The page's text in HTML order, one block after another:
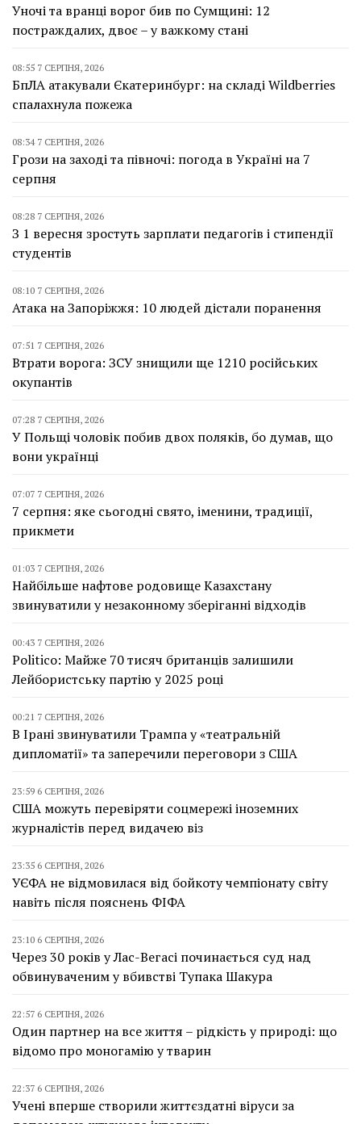
Уночі та вранці ворог бив по Сумщині: 12
постраждалих, двоє – у важкому стані
08:55 7 СЕРПНЯ, 2026
БпЛА атакували Єкатеринбург: на складі Wildberries
спалахнула пожежа
08:34 7 СЕРПНЯ, 2026
Грози на заході та півночі: погода в Україні на 7
серпня
08:28 7 СЕРПНЯ, 2026
З 1 вересня зростуть зарплати педагогів і стипендії
студентів
08:10 7 СЕРПНЯ, 2026
Атака на Запоріжжя: 10 людей дістали поранення
07:51 7 СЕРПНЯ, 2026
Втрати ворога: ЗСУ знищили ще 1210 російських
окупантів
07:28 7 СЕРПНЯ, 2026
У Польщі чоловік побив двох поляків, бо думав, що
вони українці
07:07 7 СЕРПНЯ, 2026
7 серпня: яке сьогодні свято, іменини, традиції,
прикмети
01:03 7 СЕРПНЯ, 2026
Найбільше нафтове родовище Казахстану
звинуватили у незаконному зберіганні відходів
00:43 7 СЕРПНЯ, 2026
Politico: Майже 70 тисяч британців залишили
Лейбористську партію у 2025 році
00:21 7 СЕРПНЯ, 2026
В Ірані звинуватили Трампа у «театральній
дипломатії» та заперечили переговори з США
23:59 6 СЕРПНЯ, 2026
США можуть перевіряти соцмережі іноземних
журналістів перед видачею віз
23:35 6 СЕРПНЯ, 2026
УЄФА не відмовилася від бойкоту чемпіонату світу
навіть після пояснень ФІФА
23:10 6 СЕРПНЯ, 2026
Через 30 років у Лас-Вегасі починається суд над
обвинуваченим у вбивстві Тупака Шакура
22:57 6 СЕРПНЯ, 2026
Один партнер на все життя – рідкість у природі: що
відомо про моногамію у тварин
22:37 6 СЕРПНЯ, 2026
Учені вперше створили життєздатні віруси за